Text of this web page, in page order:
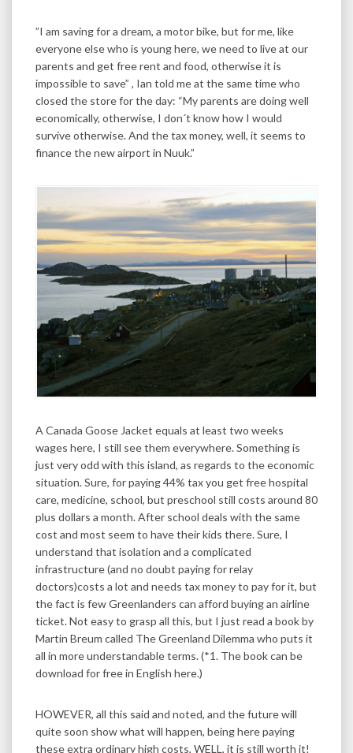
”I am saving for a dream, a motor bike, but for me, like
everyone else who is young here, we need to live at our
parents and get free rent and food, otherwise it is
impossible to save” , Ian told me at the same time who
closed the store for the day: “My parents are doing well
economically, otherwise, I don´t know how I would
survive otherwise. And the tax money, well, it seems to
finance the new airport in Nuuk.”
A Canada Goose Jacket equals at least two weeks
wages here, I still see them everywhere. Something is
just very odd with this island, as regards to the economic
situation. Sure, for paying 44% tax you get free hospital
care, medicine, school, but preschool still costs around 80
plus dollars a month. After school deals with the same
cost and most seem to have their kids there. Sure, I
understand that isolation and a complicated
infrastructure (and no doubt paying for relay
doctors)costs a lot and needs tax money to pay for it, but
the fact is few Greenlanders can afford buying an airline
ticket. Not easy to grasp all this, but I just read a book by
Martin Breum called The Greenland Dilemma who puts it
all in more understandable terms. (*1. The book can be
download for free in English here.)
HOWEVER, all this said and noted, and the future will
quite soon show what will happen, being here paying
these extra ordinary high costs, WELL, it is still worth it!